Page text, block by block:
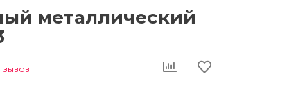
металлический